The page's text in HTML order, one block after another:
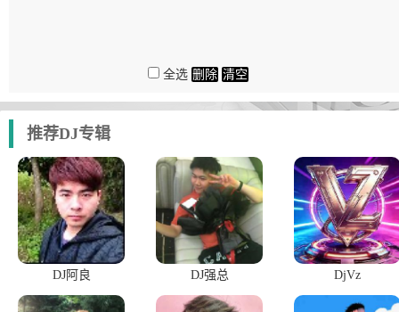
全选 删除 清空
推荐DJ专辑
DJ阿良 DJ强总 DjVz